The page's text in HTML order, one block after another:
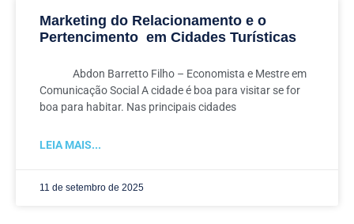
Marketing do Relacionamento e o
Pertencimento em Cidades Turísticas
Abdon Barretto Filho – Economista e Mestre em
Comunicação Social A cidade é boa para visitar se for
boa para habitar. Nas principais cidades
LEIA MAIS...
11 de setembro de 2025